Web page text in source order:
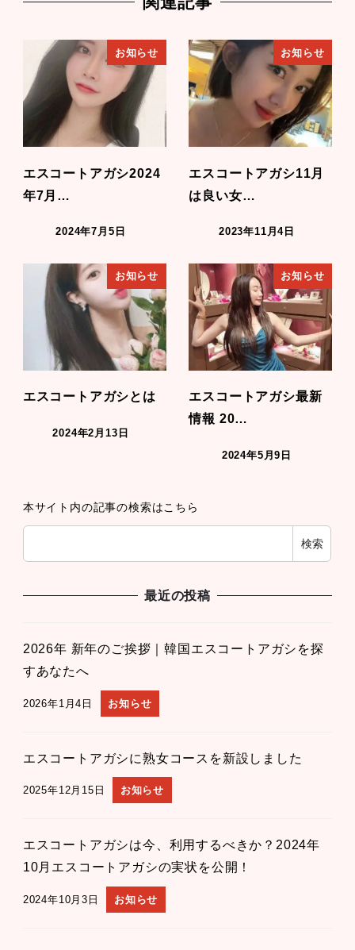
お知らせ
エスコートアガシ2024
年7月…
2024年7月5日
お知らせ
エスコートアガシ11月
は良い女…
2023年11月4日
お知らせ
エスコートアガシとは
2024年2月13日
お知らせ
エスコートアガシ最新
情報 20…
2024年5月9日
本サイト内の記事の検索はこちら
検索
最近の投稿
2026年 新年のご挨拶｜韓国エスコートアガシを探
すあなたへ
2026年1月4日 お知らせ
エスコートアガシに熟女コースを新設しました
2025年12月15日 お知らせ
エスコートアガシは今、利用するべきか？2024年
10月エスコートアガシの実状を公開！
2024年10月3日 お知らせ